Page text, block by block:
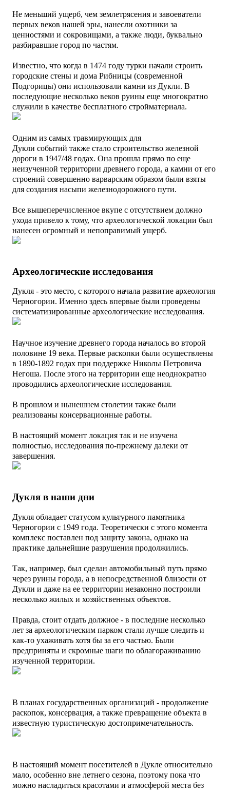
Не меньший ущерб, чем землетрясения и завоеватели
первых веков нашей эры, нанесли охотники за
ценностями и сокровищами, а также люди, буквально
разбиравшие город по частям.
Известно, что когда в 1474 году турки начали строить
городские стены и дома Рибницы (современной
Подгорицы) они использовали камни из Дукли. В
последующие несколько веков руины еще многократно
служили в качестве бесплатного стройматериала.
Одним из самых травмирующих для
Дукли событий также стало строительство железной
дороги в 1947/48 годах. Она прошла прямо по еще
неизученной территории древнего города, а камни от его
строений совершенно варварским образом были взяты
для создания насыпи железнодорожного пути.
Все вышеперечисленное вкупе с отсутствием должно
ухода привело к тому, что археологической локации был
нанесен огромный и непоправимый ущерб.
Археологические исследования
Дукля - это место, с которого начала развитие археология
Черногории. Именно здесь впервые были проведены
систематизированные археологические исследования.
Научное изучение древнего города началось во второй
половине 19 века. Первые раскопки были осуществлены
в 1890-1892 годах при поддержке Николы Петровича
Негоша. После этого на территории еще неоднократно
проводились археологические исследования.
В прошлом и нынешнем столетии также были
реализованы консервационные работы.
В настоящий момент локация так и не изучена
полностью, исследования по-прежнему далеки от
завершения.
Дукля в наши дни
Дукля обладает статусом культурного памятника
Черногории с 1949 года. Теоретически с этого момента
комплекс поставлен под защиту закона, однако на
практике дальнейшие разрушения продолжились.
Так, например, был сделан автомобильный путь прямо
через руины города, а в непосредственной близости от
Дукли и даже на ее территории незаконно построили
несколько жилых и хозяйственных объектов.
Правда, стоит отдать должное - в последние несколько
лет за археологическим парком стали лучше следить и
как-то ухаживать хотя бы за его частью. Были
предприняты и скромные шаги по облагораживанию
изученной территории.
В планах государственных организаций - продолжение
раскопок, консервация, а также превращение объекта в
известную туристическую достопримечательность.
В настоящий момент посетителей в Дукле относительно
мало, особенно вне летнего сезона, поэтому пока что
можно насладиться красотами и атмосферой места без